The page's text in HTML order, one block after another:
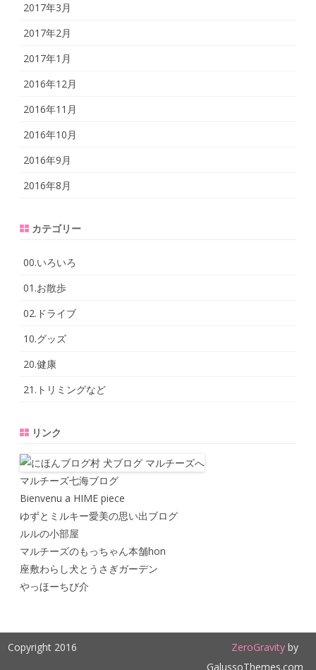
2017年3月
2017年2月
2017年1月
2016年12月
2016年11月
2016年10月
2016年9月
2016年8月
カテゴリー
00.いろいろ
01.お散歩
02.ドライブ
10.グッズ
20.健康
21.トリミングなど
リンク
マルチーズ七海ブログ
Bienvenu a HIME piece
ゆずとミルキー愛美の思い出ブログ
ルルの小部屋
マルチーズのもっちゃん本舗hon
座敷わらし犬とうさぎガーデン
やっほーちび介
Copyright 2016 ZeroGravityby
GalussoThemes.com